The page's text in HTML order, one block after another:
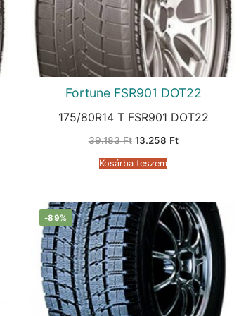
Fortune FSR901 DOT22
175/80R14 T FSR901 DOT22
39.183Ft Original
was:
39.183 Ft.
13.258 FtCurrent
Kosárba teszem
-89%